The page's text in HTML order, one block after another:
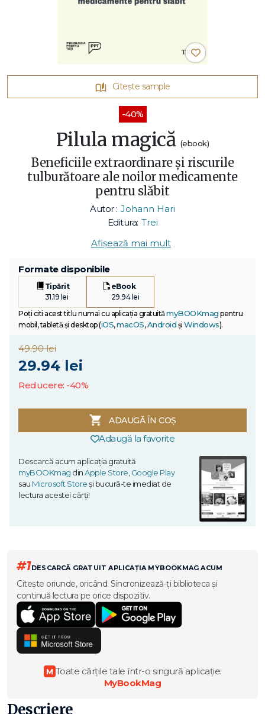
Citește sample
-40%
Pilula magică (ebook)
Beneficiile extraordinare și riscurile
tulburătoare ale noilor medicamente
pentru slăbit
Autor : Johann Hari
Editura: Trei
Afișează mai mult
Formate disponibile
Tipărit
31.19 lei
eBook
29.94 lei
Poți citi acest titlu numai cu aplicația gratuitămyBOOKmag pentru
mobil, tabletă și desktop (iOS,macOS,Android și Windows).
49.90 lei
29.94 lei
Reducere: -40%
ADAUGĂ ÎN COȘ
Adaugă la favorite
Descarcă acum aplicația gratuită
myBOOKmag dinApple Store,Google Play
sau Microsoft Storeși bucură-te imediat de
lectura acestei cărți!
#1DESCARCĂ GRATUIT APLICAȚIA MYBOOKMAG ACUM
Citește oriunde, oricând. Sincronizează-ți biblioteca și
continuă lectura pe orice dispozitiv.
M Toate cărțile tale într-o singură aplicație:
MyBookMag
Descriere